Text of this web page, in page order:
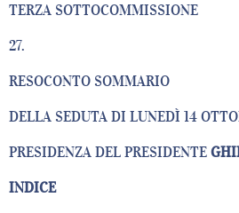
TERZA SOTTOCOMMISSIONE
27.
RESOCONTO SOMMARIO
DELLA SEDUTA DI LUNEDÌ 14
PRESIDENZA DEL PRESIDENTE
INDICE